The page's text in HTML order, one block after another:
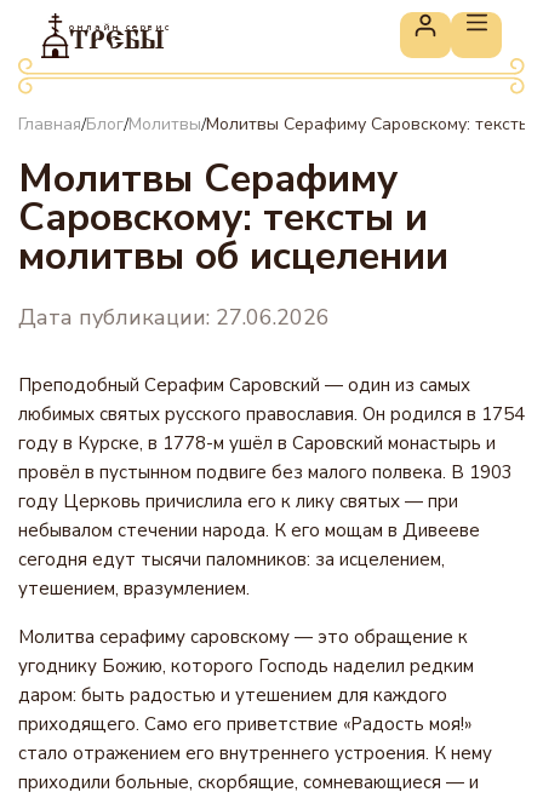
онлайн сервис
ТРЕБЫ
Главная/Блог/Молитвы/Молитвы Серафиму Саровскому: тексты
Молитвы Серафиму
Саровскому: тексты и
молитвы об исцелении
Дата публикации: 27.06.2026
Преподобный Серафим Саровский — один из самых
любимых святых русского православия. Он родился в 1754
году в Курске, в 1778-м ушёл в Саровский монастырь и
провёл в пустынном подвиге без малого полвека. В 1903
году Церковь причислила его к лику святых — при
небывалом стечении народа. К его мощам в Дивееве
сегодня едут тысячи паломников: за исцелением,
утешением, вразумлением.
Молитва серафиму саровскому — это обращение к
угоднику Божию, которого Господь наделил редким
даром: быть радостью и утешением для каждого
приходящего. Само его приветствие «Радость моя!»
стало отражением его внутреннего устроения. К нему
приходили больные, скорбящие, сомневающиеся — и